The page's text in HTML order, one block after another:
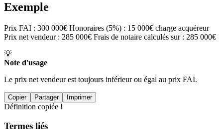
Exemple
Prix FAI : 300 000€ Honoraires (5%) : 15 000€ charge acquéreur
Prix net vendeur : 285 000€ Frais de notaire calculés sur : 285 000€
💡
Note d'usage
Le prix net vendeur est toujours inférieur ou égal au prix FAI.
Copier Partager Imprimer
Définition copiée !
Termes liés